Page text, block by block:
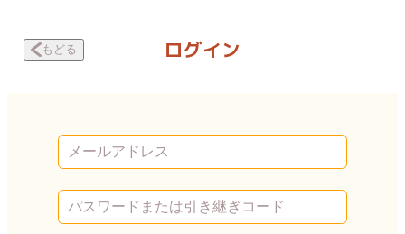
もどる ログイン